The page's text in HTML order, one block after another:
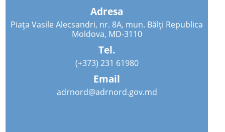
Adresa
Piața Vasile Alecsandri, nr. 8A, mun. Bălți Republica
Moldova, MD-3110
Tel.
(+373) 231 61980
Email
adrnord@adrnord.gov.md